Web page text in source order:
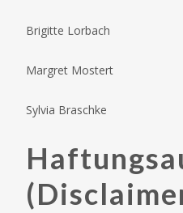
Brigitte Lorbach
Margret Mostert
Sylvia Braschke